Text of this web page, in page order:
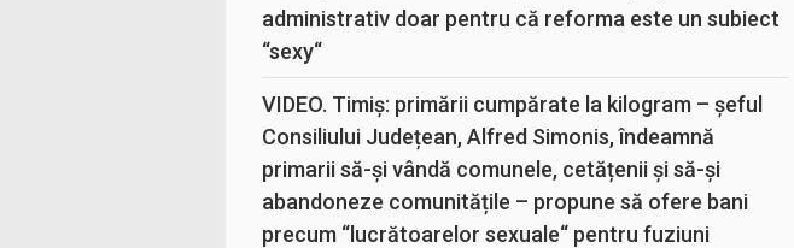
administrativ doar pentru că reforma este un subiect
“sexy“
VIDEO. Timiș: primării cumpărate la kilogram – șeful
Consiliului Județean, Alfred Simonis, îndeamnă
primarii să-și vândă comunele, cetățenii și să-și
abandoneze comunitățile – propune să ofere bani
precum “lucrătoarelor sexuale“ pentru fuziuni